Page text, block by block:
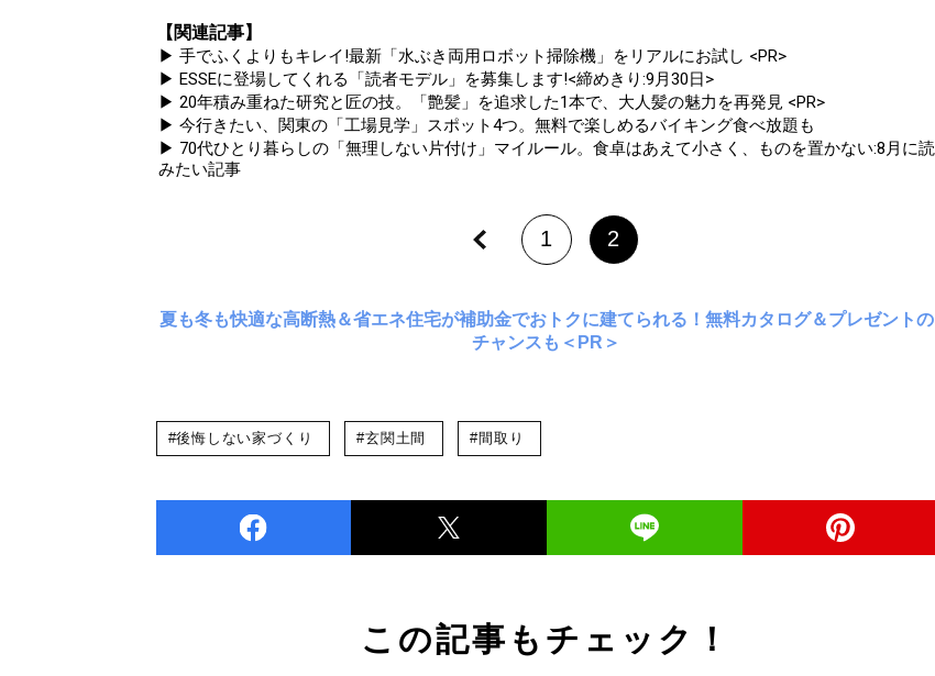
【関連記事】
▶ 手でふくよりもキレイ!最新「水ぶき両用ロボット掃除機」をリアルにお試し <PR>
▶ ESSEに登場してくれる「読者モデル」を募集します!<締めきり:9月30日>
▶ 20年積み重ねた研究と匠の技。「艶髪」を追求した1本で、大人髪の魅力を再発見 <PR>
▶ 今行きたい、関東の「工場見学」スポット4つ。無料で楽しめるバイキング食べ放題も
▶ 70代ひとり暮らしの「無理しない片付け」マイルール。食卓はあえて小さく、ものを置かない:8月に読
みたい記事
1 2
夏も冬も快適な高断熱＆省エネ住宅が補助金でおトクに建てられる！無料カタログ＆プレゼントの
チャンスも＜PR＞
#後悔しない家づくり #玄関土間 #間取り
この記事もチェック！